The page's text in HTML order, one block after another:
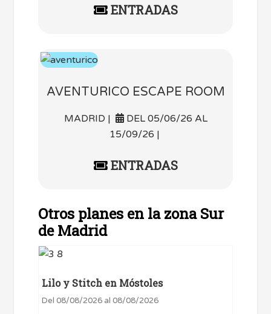
ENTRADAS
AVENTURICO ESCAPE ROOM
MADRID |
DEL 05/06/26 AL
15/09/26 |
ENTRADAS
Otros planes en la zona Sur
de Madrid
Lilo y Stitch en Móstoles
Del 08/08/2026 al 08/08/2026